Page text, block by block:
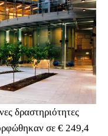
δραστηριότητες
σε € 249,4